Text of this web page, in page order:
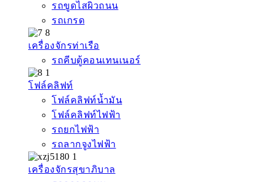
รถขูดไสผิวถนน
รถเกรด
เครื่องจักรท่าเรือ
รถคีบตู้คอนเทนเนอร์
โฟล์คลิฟท์
โฟล์คลิฟท์น้ำมัน
โฟล์คลิฟท์ไฟฟ้า
รถยกไฟฟ้า
รถลากจูงไฟฟ้า
เครื่องจักรสุขาภิบาล